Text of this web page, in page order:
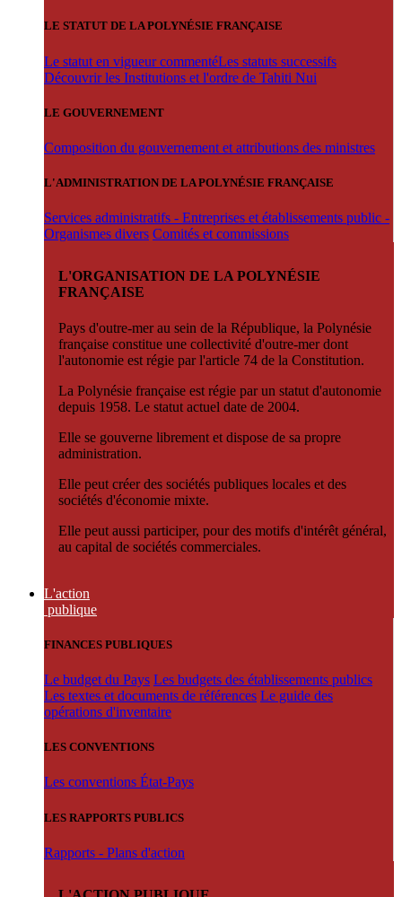
LE STATUT DE LA POLYNÉSIE FRANÇAISE
Le statut en vigueur commentéLes statuts successifs
Découvrir les Institutions et l'ordre de Tahiti Nui
LE GOUVERNEMENT
Composition du gouvernement et attributions des ministres
L'ADMINISTRATION DE LA POLYNÉSIE FRANÇAISE
Services administratifs - Entreprises et établissements public -
Organismes divers Comités et commissions
L'ORGANISATION DE LA POLYNÉSIE
FRANÇAISE
Pays d'outre-mer au sein de la République, la Polynésie
française constitue une collectivité d'outre-mer dont
l'autonomie est régie par l'article 74 de la Constitution.
La Polynésie française est régie par un statut d'autonomie
depuis 1958. Le statut actuel date de 2004.
Elle se gouverne librement et dispose de sa propre
administration.
Elle peut créer des sociétés publiques locales et des
sociétés d'économie mixte.
Elle peut aussi participer, pour des motifs d'intérêt général,
au capital de sociétés commerciales.
L'action
publique
FINANCES PUBLIQUES
Le budget du Pays Les budgets des établissements publics
Les textes et documents de références Le guide des
opérations d'inventaire
LES CONVENTIONS
Les conventions État-Pays
LES RAPPORTS PUBLICS
Rapports - Plans d'action